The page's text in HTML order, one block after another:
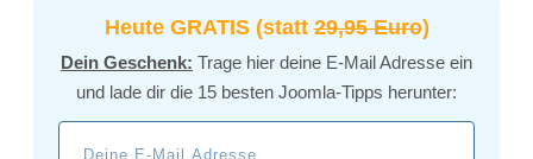
Heute GRATIS (statt29,95 Euro)
Dein Geschenk: Trage hier deine E-Mail Adresse ein
und lade dir die 15 besten Joomla-Tipps herunter: